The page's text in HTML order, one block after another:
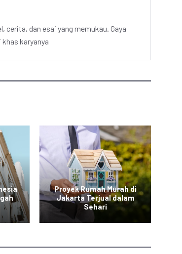
dan esai yang memukau. Gaya
karyanya
Proyek Rumah Murah di
Jakarta Terjual dalam
Sehari